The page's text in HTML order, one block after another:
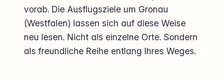
vorab. Die Ausflugsziele um Gronau
(Westfalen) lassen sich auf diese Weise
neu lesen. Nicht als einzelne Orte. Sondern
als freundliche Reihe entlang Ihres Weges.